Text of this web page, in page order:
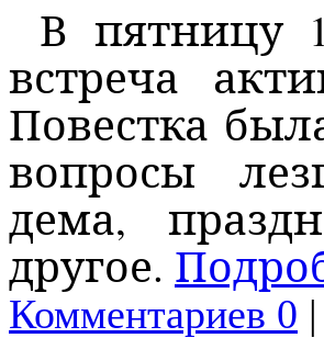
В пятницу
встреча
Повестка
вопросы
дема,
другое.
Комментариев 0